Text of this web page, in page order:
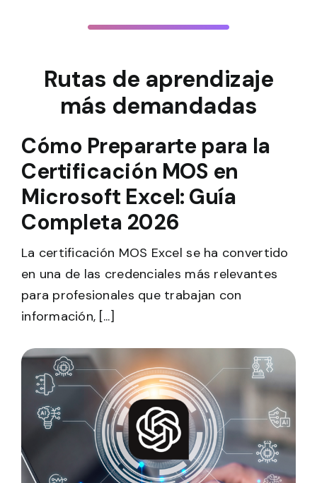
Rutas de aprendizaje
más demandadas
Cómo Prepararte para la
Certificación MOS en
Microsoft Excel: Guía
Completa 2026
La certificación MOS Excel se ha convertido
en una de las credenciales más relevantes
para profesionales que trabajan con
información, [...]